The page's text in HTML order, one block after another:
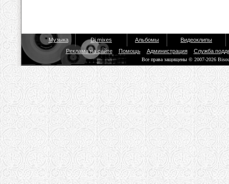
Музыка Dj mixes Альбомы
Видеоклипы
Реклама на сайте
Помощь Администрация Служба
Все права защищены © 2007-2026